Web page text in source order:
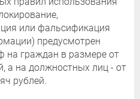
или фальсификация
предусмотрен
граждан в размере от
а на должностных лиц - от
рублей.